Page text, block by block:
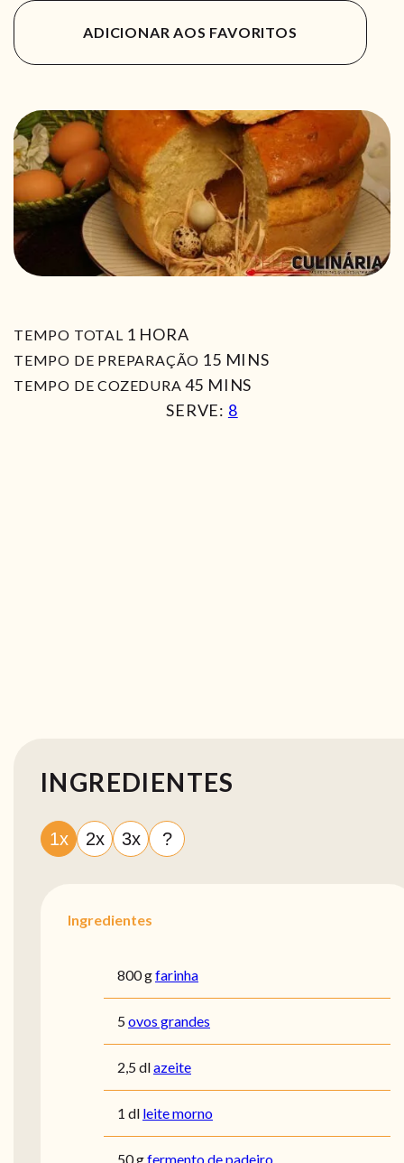
ADICIONAR AOS FAVORITOS
TEMPO TOTAL 1 HORA
HORA
TEMPO DE PREPARAÇÃO 15MIN
MINS
TEMPO DE COZEDURA 45 MIN
MINS
SERVE: 8
INGREDIENTES
1x 2x 3x ?
Ingredientes
800 gfarinha
5ovos grandes
2,5 dlazeite
1 dl leite morno
50 gfermento de padeiro